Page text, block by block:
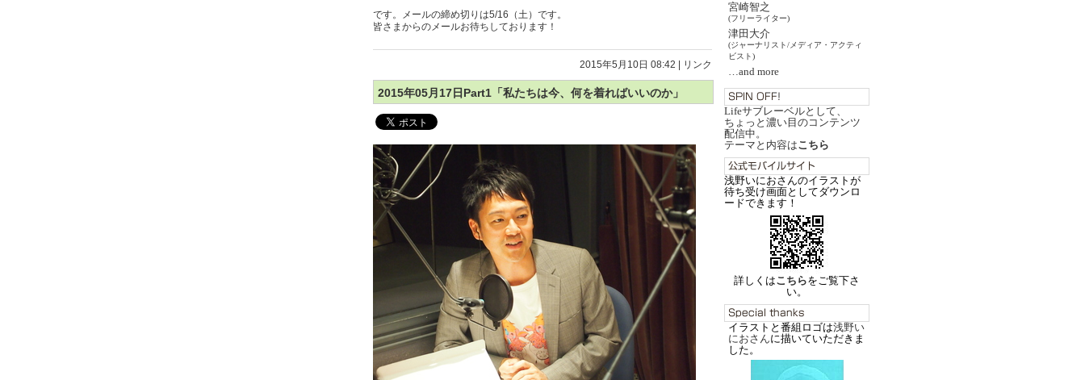
宮崎智之
(フリーライター)
津田大介
(ジャーナリスト/メディア・アクティ
ビスト)
…and more
Lifeサブレーベルとして、
ちょっと濃い目のコンテンツ
配信中。
テーマと内容はこちら
浅野いにおさんのイラストが
待ち受け画面としてダウンロ
ードできます！
詳しくはこちらをご覧下さ
い。
イラストと番組ロゴは浅野い
におさんに描いていただきま
した。
です。メールの締め切りは5/16（土）です。
皆さまからのメールお待ちしております！
2015年5月10日 08:42 リンク
2015年05月17日Part1「私たちは今、何を着ればいいのか」